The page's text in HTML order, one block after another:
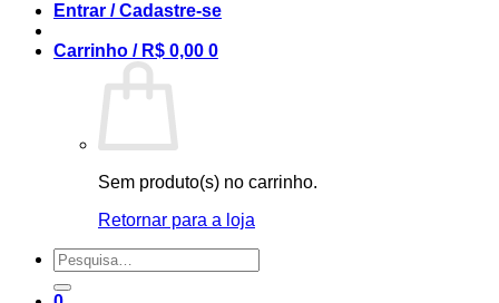
Entrar / Cadastre-se
Carrinho / R$ 0,00 0
Sem produto(s) no carrinho.
Retornar para a loja
Pesquisar
por: